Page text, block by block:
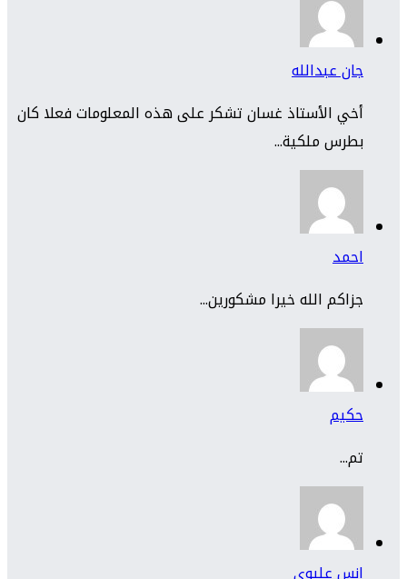
جان عبدالله
أخي الأستاذ غسان تشكر على هذه المعلومات فعلا كان
بطرس ملكية...
احمد
جزاكم الله خيرا مشكورين...
حكيم
تم...
انس عليوي